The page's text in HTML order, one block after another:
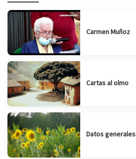
Carmen Muñoz
Cartas al olmo
Datos generales